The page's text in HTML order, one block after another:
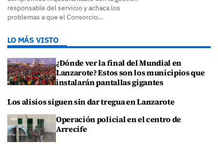
responsable del servicio y achaca los
problemas a que el Consorcio…
LO MÁS VISTO
¿Dónde ver la final del Mundial en
Lanzarote? Estos son los municipios que
instalarán pantallas gigantes
Los alisios siguen sin dar tregua en Lanzarote
Operación policial en el centro de
Arrecife